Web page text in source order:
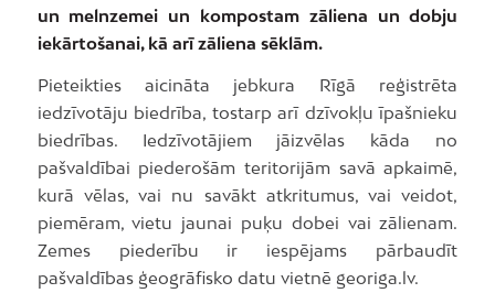
un melnzemei un kompostam zāliena un dobju
iekārtošanai, kā arī zāliena sēklām.
Pieteikties aicināta jebkura Rīgā reģistrēta
iedzīvotāju biedrība, tostarp arī dzīvokļu īpašnieku
biedrības. Iedzīvotājiem jāizvēlas kāda no
pašvaldībai piederošām teritorijām savā apkaimē,
kurā vēlas, vai nu savākt atkritumus, vai veidot,
piemēram, vietu jaunai puķu dobei vai zālienam.
Zemes piederību ir iespējams pārbaudīt
pašvaldības ģeogrāfisko datu vietnē georiga.lv.